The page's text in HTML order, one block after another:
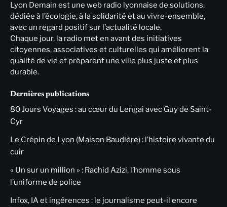
Lyon Demain est une web radio lyonnaise de solutions,
dédiée à l’écologie, à la solidarité et au vivre-ensemble,
avec un regard positif sur l’actualité locale.
Chaque jour, la radio met en avant des initiatives
citoyennes, associatives et culturelles qui améliorent la
qualité de vie et préparent une ville plus juste et plus
durable.
Dernières publications
80 Jours Voyages : au cœur du Lengai avec Guy de Saint-
Cyr
Le Crépin de Lyon (Maison Baudière) : l’histoire vivante du
cuir
« Un sur un million » : Rachid Azizi, l’homme sous
l’uniforme de police
Infox, IA et ingérences : le journalisme peut-il encore